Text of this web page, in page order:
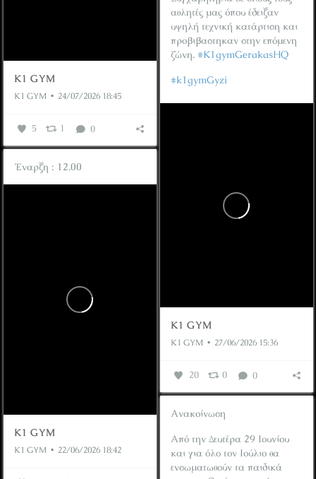
K1 GYM
K1 GYM 24/07/2026 18:45
5 1 0
αθλητές μας όπου έδειξαν
υψηλή τεχνική κατάρτιση και
προβιβαστηκαν στην επόμενη
ζώνη. #K1gymGerakasHQ
#k1gymGyzi
...
K1 GYM
K1 GYM 27/06/2026 15:36
20 0 0
Έναρξη : 12.00
K1 GYM
K1 GYM 22/06/2026 18:42
Ανακοίνωση
Από την Δευτέρα 29 Ιουνίου
και για όλο τον Ιούλιο θα
ενσωματωθούν τα παιδικά